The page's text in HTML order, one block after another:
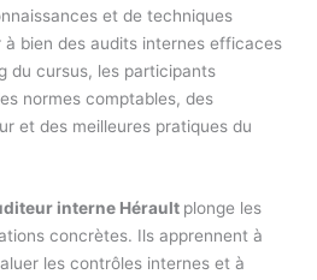
et de techniques
à bien des audits internes efficaces
du cursus, les participants
normes comptables, des
et des meilleures pratiques du
interne Hérault plonge les
concrètes. Ils apprennent à
les contrôles internes et à